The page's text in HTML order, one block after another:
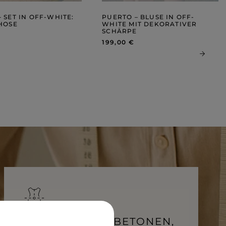
DRUCKE
SET IN OFF-WHITE:
PUERTO – BLUSE IN OFF-
WHITE MIT DEKORATIVER
SCHÄRPE
199,00 €
SCHNITTE, DIE BETONEN,